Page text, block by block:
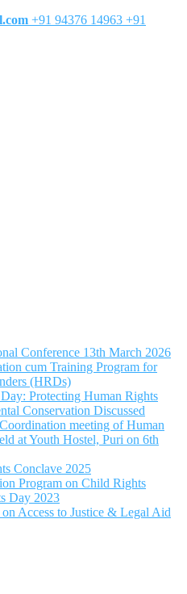
+91 94376 14963 +91
Conference 13th March 2026
cum Training Program for
(HRDs)
Protecting Human Rights
Conservation Discussed
meeting of Human
at Youth Hostel, Puri on 6th
Conclave 2025
Program on Child Rights
Day 2023
Access to Justice & Legal Aid